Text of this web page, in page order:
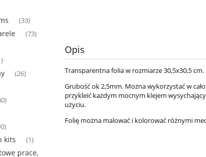
(33)
(73)
(26)
kits (1)
prace,
Opis
Transparentna folia w rozmiarze 30,5x30,5
Grubość ok 2,5mm. Można wykorzystać w
przykleić każdym mocnym klejem
użyciu.
Folię można malować i kolorować różnymi